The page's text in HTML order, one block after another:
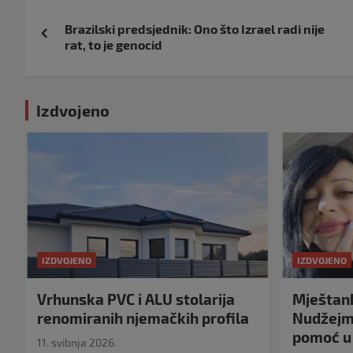
objava
Brazilski predsjednik: Ono što Izrael radi nije
rat, to je genocid
Izdvojeno
IZDVOJENO
Vrhunska PVC i ALU stolarija
renomiranih njemačkih profila
11. svibnja 2026.
IZDVOJENO
pomoć